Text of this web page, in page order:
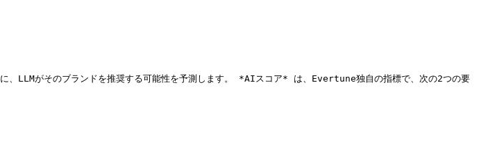
、LLMがそのブランドを推奨する可能性を予測します。 *AIスコア* は、Evertune独自の指標で、次の2つの要